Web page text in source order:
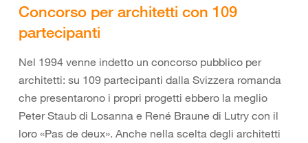
Concorso per architetti con 109
partecipanti
Nel 1994 venne indetto un concorso pubblico per
architetti: su 109 partecipanti dalla Svizzera romanda
che presentarono i propri progetti ebbero la meglio
Peter Staub di Losanna e René Braune di Lutry con il
loro «Pas de deux». Anche nella scelta degli architetti